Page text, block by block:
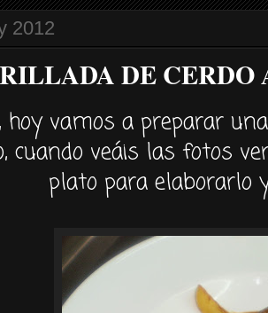
2012
DE
hoy vamos a preparar
cuando veáis las fotos
plato para elaborarlo